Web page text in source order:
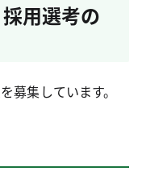
用選考の
募集しています。